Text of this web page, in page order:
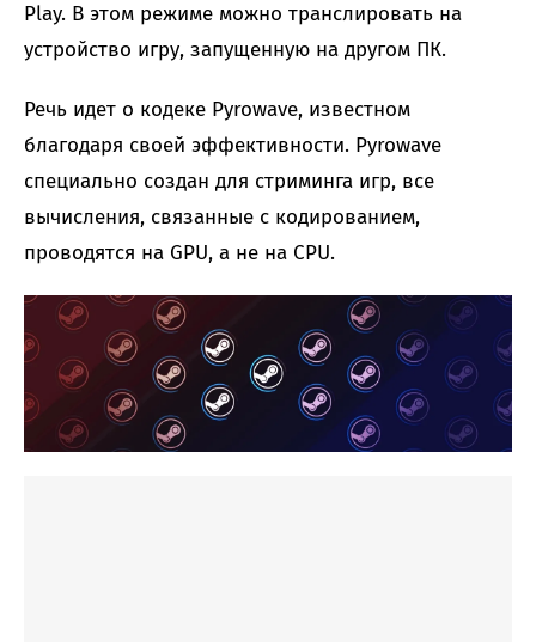
Play. В этом режиме можно транслировать на
устройство игру, запущенную на другом ПК.
Речь идет о кодеке Pyrowave, известном
благодаря своей эффективности. Pyrowave
специально создан для стриминга игр, все
вычисления, связанные с кодированием,
проводятся на GPU, а не на CPU.